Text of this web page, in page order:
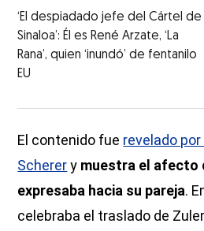
‘El despiadado jefe del Cártel de
Sinaloa’: Él es René Arzate, ‘La
Rana’, quien ‘inundó’ de fentanilo
EU
El contenido fue revelado
Scherery muestra el afecto
expresaba hacia su pareja.
celebraba el traslado de